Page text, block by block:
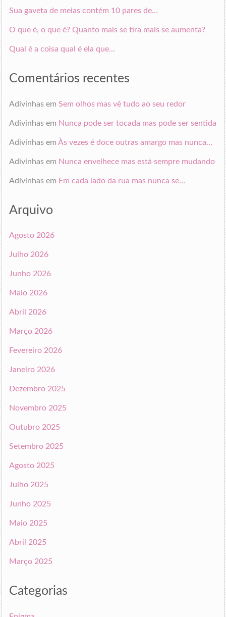
Sua gaveta de meias contém 10 pares de…
O que é, o que é? Quanto mais se tira mais se aumenta?
Qual é a coisa qual é ela que…
Comentários recentes
Adivinhasem Sem olhos mas vê tudo ao seu redor
Adivinhasem Nunca pode ser tocada mas pode ser sentida
Adivinhasem Às vezes é doce outras amargo mas nunca…
Adivinhasem Nunca envelhece mas está sempre mudando
Adivinhasem Em cada lado da rua mas nunca se…
Arquivo
Agosto 2026
Julho 2026
Junho 2026
Maio 2026
Abril 2026
Março 2026
Fevereiro 2026
Janeiro 2026
Dezembro 2025
Novembro 2025
Outubro 2025
Setembro 2025
Agosto 2025
Julho 2025
Junho 2025
Maio 2025
Abril 2025
Março 2025
Categorias